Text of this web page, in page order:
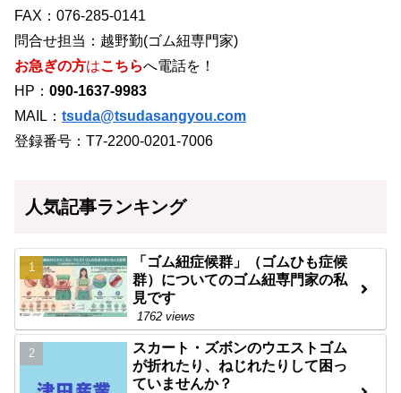
FAX：076-285-0141
問合せ担当：越野勤(ゴム紐専門家)
お急ぎの方はこちらへ電話を！
HP： 090-1637-9983
MAIL： tsuda@tsudasangyou.com
登録番号：T7-2200-0201-7006
人気記事ランキング
「ゴム紐症候群」（ゴムひも症候
群）についてのゴム紐専門家の私
見です
1762 views
スカート・ズボンのウエストゴム
が折れたり、ねじれたりして困っ
ていませんか？